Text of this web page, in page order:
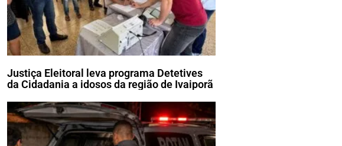
Justiça Eleitoral leva programa Detetives
da Cidadania a idosos da região de Ivaiporã